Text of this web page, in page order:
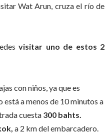
Wat Arun, cruza el río de
visitar uno de estos 2
con niños, ya que es
a menos de 10 minutos a
cuesta 300 bahts.
a 2 km del embarcadero.